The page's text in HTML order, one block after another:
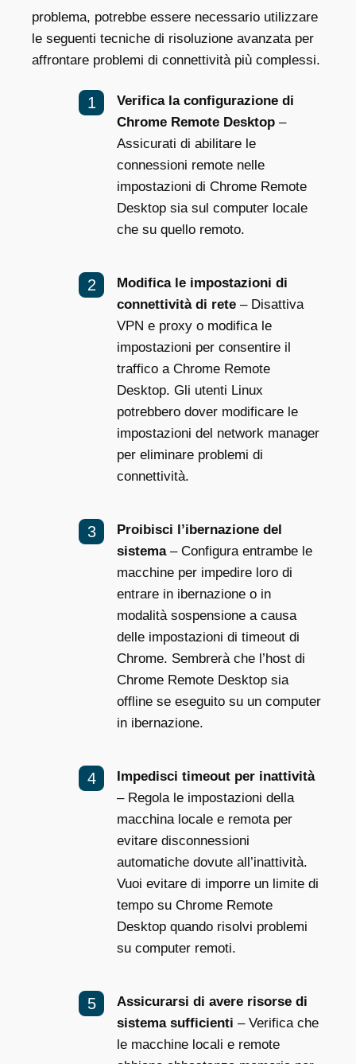
problema, potrebbe essere necessario utilizzare
le seguenti tecniche di risoluzione avanzata per
affrontare problemi di connettività più complessi.
Verifica la configurazione di
Chrome Remote Desktop –
Assicurati di abilitare le
connessioni remote nelle
impostazioni di Chrome Remote
Desktop sia sul computer locale
che su quello remoto.
Modifica le impostazioni di
connettività di rete – Disattiva
VPN e proxy o modifica le
impostazioni per consentire il
traffico a Chrome Remote
Desktop. Gli utenti Linux
potrebbero dover modificare le
impostazioni del network manager
per eliminare problemi di
connettività.
Proibisci l’ibernazione del
sistema– Configura entrambe le
macchine per impedire loro di
entrare in ibernazione o in
modalità sospensione a causa
delle impostazioni di timeout di
Chrome. Sembrerà che l’host di
Chrome Remote Desktop sia
offline se eseguito su un computer
in ibernazione.
Impedisci timeout per inattività
– Regola le impostazioni della
macchina locale e remota per
evitare disconnessioni
automatiche dovute all’inattività.
Vuoi evitare di imporre un limite di
tempo su Chrome Remote
Desktop quando risolvi problemi
su computer remoti.
Assicurarsi di avere risorse di
sistema sufficienti – Verifica che
le macchine locali e remote